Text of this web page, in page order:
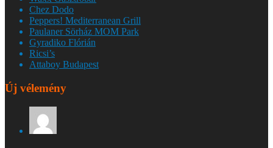
Chez Dodo
Peppers! Mediterranean Grill
Paulaner Sörház MOM Park
Gyradiko Flórián
Ricsi’s
Attaboy Budapest
Új vélemény